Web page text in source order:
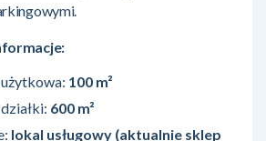
100 m²
600 m²
lokal usługowy (aktualnie sklep